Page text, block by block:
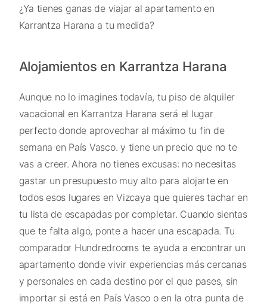
¿Ya tienes ganas de viajar al apartamento en
Karrantza Harana a tu medida?
Alojamientos en Karrantza Harana
Aunque no lo imagines todavía, tu piso de alquiler
vacacional en Karrantza Harana será el lugar
perfecto donde aprovechar al máximo tu fin de
semana en País Vasco. y tiene un precio que no te
vas a creer. Ahora no tienes excusas: no necesitas
gastar un presupuesto muy alto para alojarte en
todos esos lugares en Vizcaya que quieres tachar en
tu lista de escapadas por completar. Cuando sientas
que te falta algo, ponte a hacer una escapada. Tu
comparador Hundredrooms te ayuda a encontrar un
apartamento donde vivir experiencias más cercanas
y personales en cada destino por el que pases, sin
importar si está en País Vasco o en la otra punta de